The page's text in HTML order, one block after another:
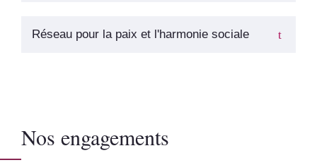
Réseau pour la paix et l'harmonie sociale
Nos engagements